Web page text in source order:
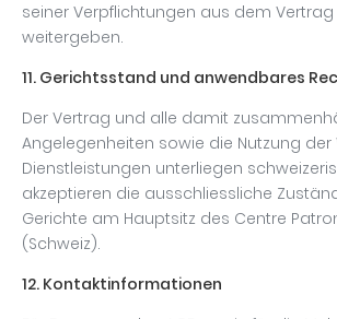
seiner Verpflichtungen aus dem Vertrag
weitergeben.
11. Gerichtsstand und anwendbares
Der Vertrag und alle damit
Angelegenheiten sowie die Nutzung
Dienstleistungen unterliegen
akzeptieren die ausschliessliche
Gerichte am Hauptsitz des Centre
(Schweiz).
12. Kontaktinformationen